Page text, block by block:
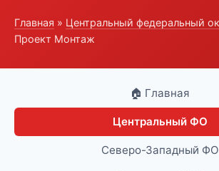
Главная » Центральный федеральный
Проект Монтаж
🏠 Главная
Центральный ФО
Северо-Западный ФО